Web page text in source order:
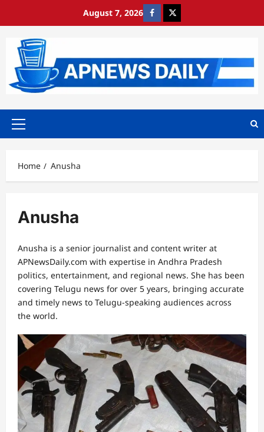
August 7, 2026 https://www.facebook.com/
https://x.com/
Primary
Home Anusha
Anusha
Anusha is a senior journalist and content writer at
APNewsDaily.com with expertise in Andhra Pradesh
politics, entertainment, and regional news. She has been
covering Telugu news for over 5 years, bringing accurate
and timely news to Telugu-speaking audiences across
the world.